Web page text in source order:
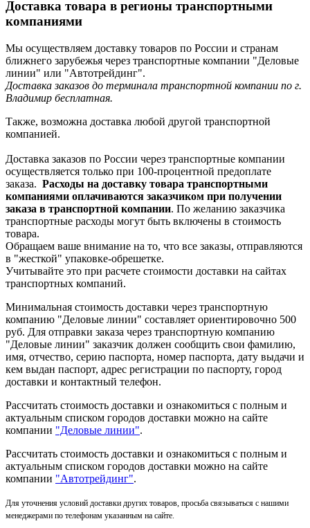
Доставка товара в регионы транспортными
компаниями
Мы осуществляем доставку товаров по России и странам
ближнего зарубежья через транспортные компании "Деловые
линии" или "Автотрейдинг".
Доставка заказов до терминала транспортной компании по г.
Владимир бесплатная.
Также, возможна доставка любой другой транспортной
компанией.
Доставка заказов по России через транспортные компании
осуществляется только при 100-процентной предоплате
заказа. Расходы на доставку товара транспортными
компаниями оплачиваются заказчиком при получении
заказа в транспортной компании. По желанию заказчика
транспортные расходы могут быть включены в стоимость
товара.
Обращаем ваше внимание на то, что все заказы, отправляются
в "жесткой" упаковке-обрешетке.
Учитывайте это при расчете стоимости доставки на сайтах
транспортных компаний.
Минимальная стоимость доставки через транспортную
компанию "Деловые линии" составляет ориентировочно 500
руб. Для отправки заказа через транспортную компанию
"Деловые линии" заказчик должен сообщить свои фамилию,
имя, отчество, серию паспорта, номер паспорта, дату выдачи и
кем выдан паспорт, адрес регистрации по паспорту, город
доставки и контактный телефон.
Рассчитать стоимость доставки и ознакомиться с полным и
актуальным списком городов доставки можно на сайте
компании "Деловые линии".
Рассчитать стоимость доставки и ознакомиться с полным и
актуальным списком городов доставки можно на сайте
компании "Автотрейдинг".
Для уточнения условий доставки других товаров, просьба связываться с нашими
менеджерами по телефонам указанным на сайте.